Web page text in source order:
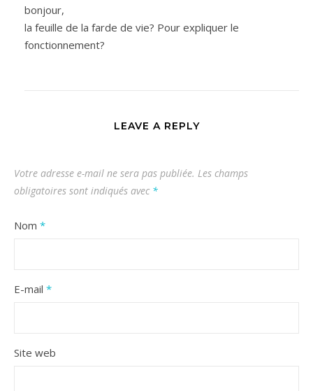
bonjour,
la feuille de la farde de vie? Pour expliquer le
fonctionnement?
LEAVE A REPLY
Votre adresse e-mail ne sera pas publiée. Les champs
obligatoires sont indiqués avec *
Nom *
E-mail *
Site web